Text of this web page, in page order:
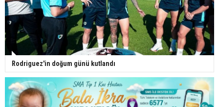
Rodriguez'in doğum günü kutlandı